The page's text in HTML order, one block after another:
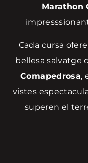
Marathon
Cada cursa
bellesa salvatge
Comapedrosa,
vistes
superen el